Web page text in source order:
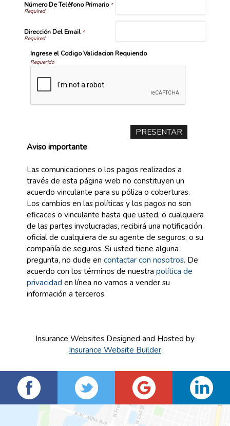
Número De Teléfono Primario*
Dirección Del Email*
Ingrese el Codigo Validacion Requiendo
Requerido
Aviso importante
Las comunicaciones o los pagos realizados a
través de esta página web no constituyen un
acuerdo vinculante para su póliza o coberturas.
Los cambios en las políticas y los pagos no son
eficaces o vinculante hasta que usted, o cualquiera
de las partes involucradas, recibirá una notificación
oficial de cualquiera de su agente de seguros, o su
compañía de seguros. Si usted tiene alguna
pregunta, no dude en contactar con nosotros. De
acuerdo con los términos de nuestra política de
privacidad en línea no vamos a vender su
información a terceros.
Insurance Websites Designed and Hosted by
Insurance Website Builder